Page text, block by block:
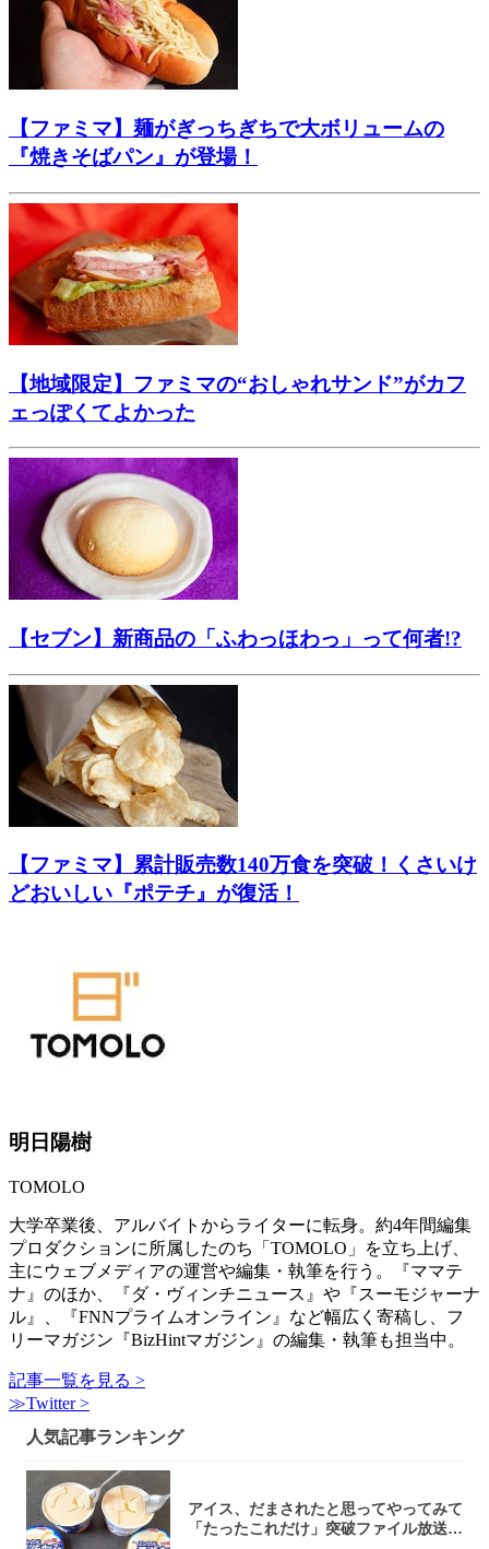
【ファミマ】麺がぎっちぎちで大ボリュームの
『焼きそばパン』が登場！
【地域限定】ファミマの“おしゃれサンド”がカフ
ェっぽくてよかった
【セブン】新商品の「ふわっほわっ」って何者!?
【ファミマ】累計販売数140万食を突破！くさいけ
どおいしい『ポテチ』が復活！
明日陽樹
TOMOLO
大学卒業後、アルバイトからライターに転身。約4年間編集
プロダクションに所属したのち「TOMOLO」を立ち上げ、
主にウェブメディアの運営や編集・執筆を行う。『ママテ
ナ』のほか、『ダ・ヴィンチニュース』や『スーモジャーナ
ル』、『FNNプライムオンライン』など幅広く寄稿し、フ
リーマガジン『BizHintマガジン』の編集・執筆も担当中。
記事一覧を見る >
≫Twitter >
人気記事ランキング
アイス、だまされたと思ってやってみて
「たったこれだけ」突破ファイル放送で